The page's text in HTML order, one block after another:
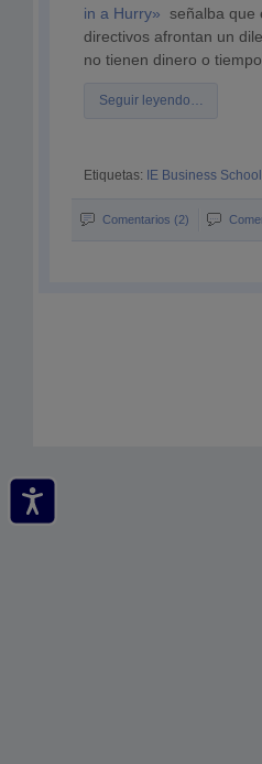
in a Hurry» señalba que
directivos afrontan un
no tienen dinero o
Seguir leyendo…
Etiquetas: IE Business School
Comentarios (2)